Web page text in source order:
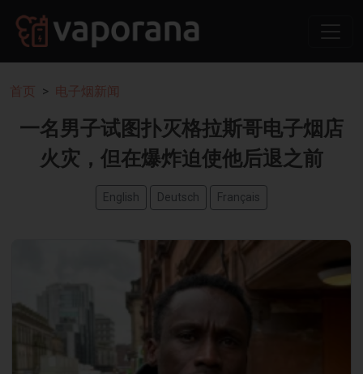
首页 电子烟新闻
一名男子试图扑灭格拉斯哥电子烟店
火灾，但在爆炸迫使他后退之前
English Deutsch Français